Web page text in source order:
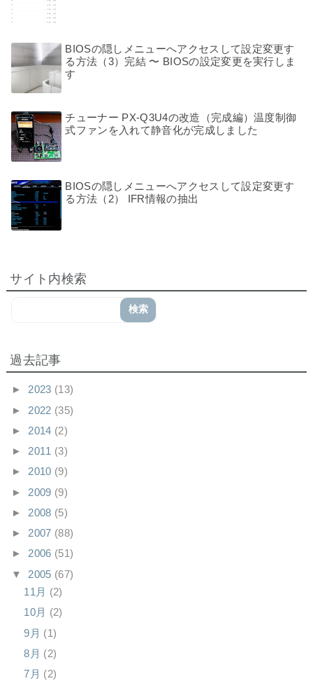
BIOSの隠しメニューへアクセスして設定変更す
る方法（3）完結 〜 BIOSの設定変更を実行しま
す
チューナー PX-Q3U4の改造（完成編）温度制御
式ファンを入れて静音化が完成しました
BIOSの隠しメニューへアクセスして設定変更す
る方法（2） IFR情報の抽出
サイト内検索
過去記事
►2023 (13)
► 2022 (35)
► 2014 (2)
► 2011 (3)
►2010 (9)
► 2009 (9)
► 2008 (5)
► 2007 (88)
►2006 (51)
▼ 2005 (67)
11月 (2)
10月 (2)
9月 (1)
8月 (2)
7月 (2)